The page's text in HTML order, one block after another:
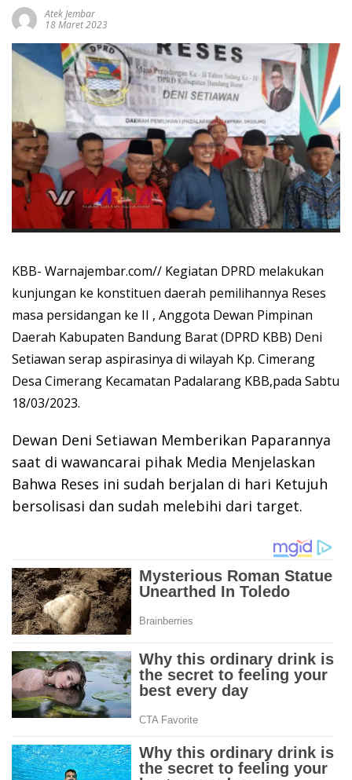
Atek Jembar
18 Maret 2023
KBB- Warnajembar.com// Kegiatan DPRD melakukan
kunjungan ke konstituen daerah pemilihannya Reses
masa persidangan ke II , Anggota Dewan Pimpinan
Daerah Kabupaten Bandung Barat (DPRD KBB) Deni
Setiawan serap aspirasinya di wilayah Kp. Cimerang
Desa Cimerang Kecamatan Padalarang KBB,pada Sabtu
18/03/2023.
Dewan Deni Setiawan Memberikan Paparannya
saat di wawancarai pihak Media Menjelaskan
Bahwa Reses ini sudah berjalan di hari Ketujuh
bersolisasi dan sudah melebihi dari target.